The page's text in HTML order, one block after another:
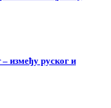
између руског и